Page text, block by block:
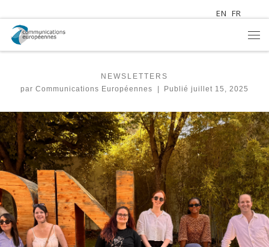
Passer au contenu FR
EN
NEWSLETTERS
parCommunications Européennes | Publié juillet 15, 2025